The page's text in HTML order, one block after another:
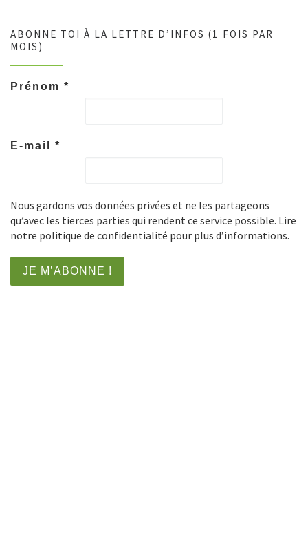
ABONNE TOI À LA LETTRE D’INFOS (1 FOIS PAR
MOIS)
Prénom *
E-mail *
Nous gardons vos données privées et ne les partageons
qu’avec les tierces parties qui rendent ce service possible. Lire
notre politique de confidentialité pour plus d’informations.